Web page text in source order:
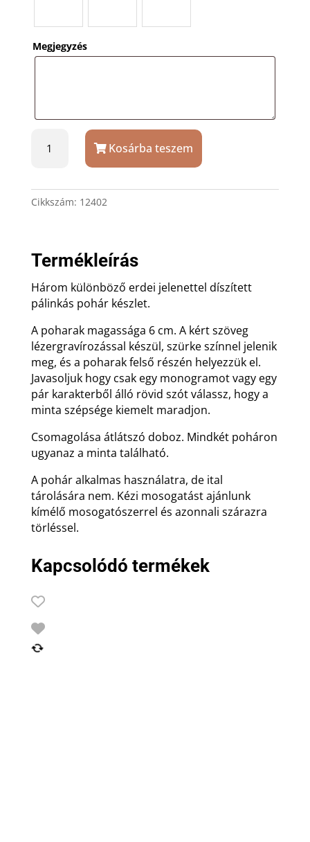
Megjegyzés
vadász
Kosárba teszem
Cikkszám: 12402
Termékleírás
Három különböző erdei jelenettel díszített
pálinkás pohár készlet.
A poharak magassága 6 cm. A kért szöveg
lézergravírozással készül, szürke színnel jelenik
meg, és a poharak felső részén helyezzük el.
Javasoljuk hogy csak egy monogramot vagy egy
pár karakterből álló rövid szót válassz, hogy a
minta szépsége kiemelt maradjon.
Csomagolása átlátszó doboz. Mindkét poháron
ugyanaz a minta található.
A pohár alkalmas használatra, de ital
tárolására nem. Kézi mosogatást ajánlunk
kímélő mosogatószerrel és azonnali szárazra
törléssel.
Kapcsolódó termékek